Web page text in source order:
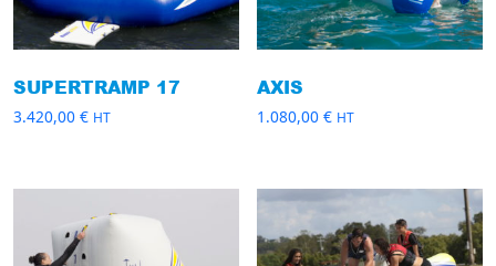
SUPERTRAMP 17
3.420,00 € HT
AXIS
1.080,00€ HT